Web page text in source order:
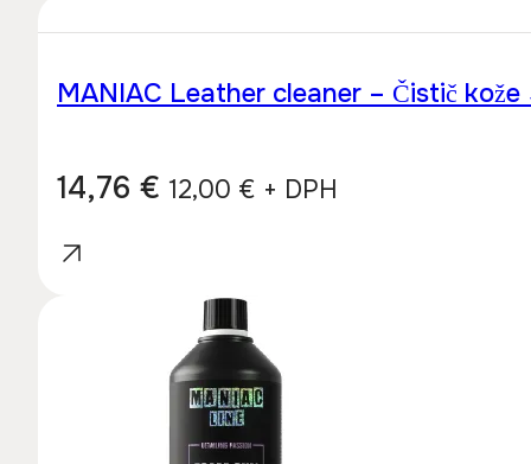
MANIAC Leather cleaner – Čistič
14,76 € 12,00 € + DPH